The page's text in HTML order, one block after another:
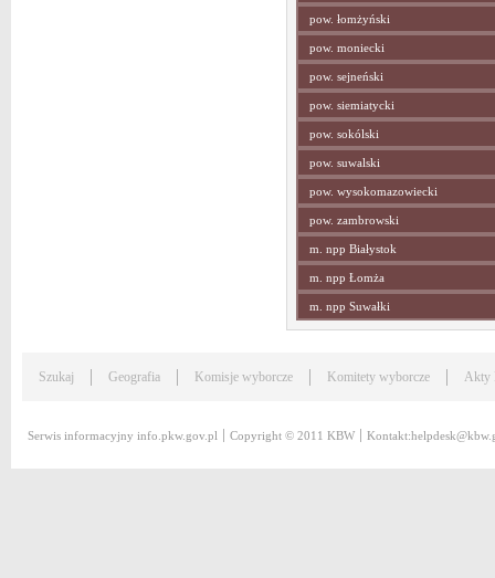
pow. łomżyński
pow. moniecki
pow. sejneński
pow. siemiatycki
pow. sokólski
pow. suwalski
pow. wysokomazowiecki
pow. zambrowski
m. npp Białystok
m. npp Łomża
m. npp Suwałki
Szukaj Geografia Komisje wyborcze Komitety wyborcze Akty
Serwis informacyjny info.pkw.gov.pl Copyright © 2011 KBW Kontakt: